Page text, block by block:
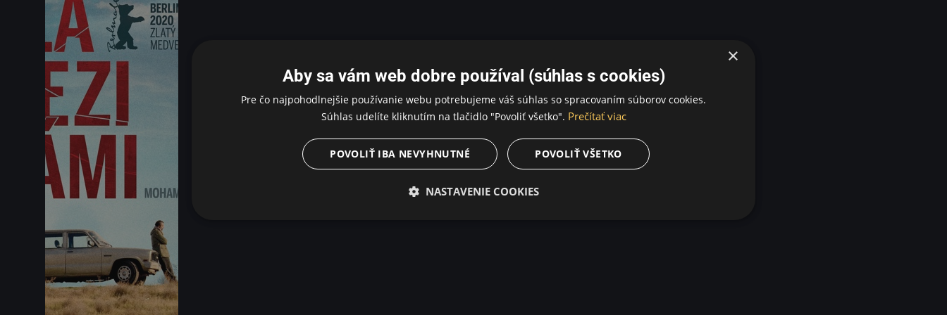
×
Aby sa vám web dobre používal (súhlas s cookies)
Pre čo najpohodlnejšie používanie webu potrebujeme váš súhlas so spracovaním súborov cookies.
Súhlas udelíte kliknutím na tlačidlo "Povoliť všetko". Prečítať viac
POVOLIŤ VŠETKO
POVOLIŤ IBA NEVYHNUTNÉ
NASTAVENIE COOKIES